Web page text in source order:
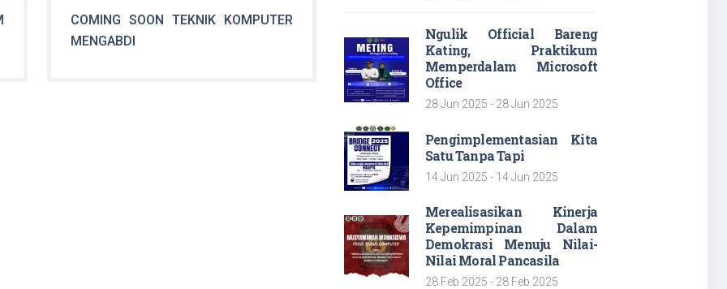
COMING SOON TEKNIK KOMPUTER
MENGABDI
Ngulik Official Bareng
Kating, Praktikum
Memperdalam Microsoft
Office
28 Jun 2025 - 28 Jun 2025
Pengimplementasian Kita
Satu Tanpa Tapi
14 Jun 2025 - 14 Jun 2025
Merealisasikan Kinerja
Kepemimpinan Dalam
Demokrasi Menuju Nilai-
Nilai Moral Pancasila
28 Feb 2025 - 28 Feb 2025